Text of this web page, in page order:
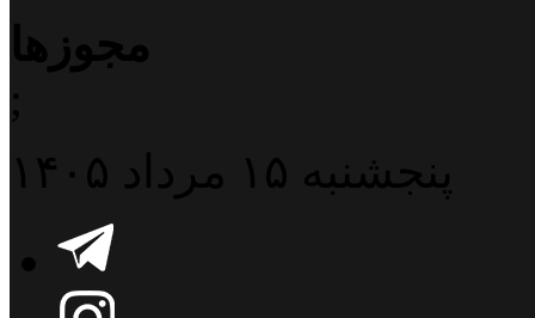
مجوزها
;
پنجشنبه ۱۵ مرداد ۱۴۰۵